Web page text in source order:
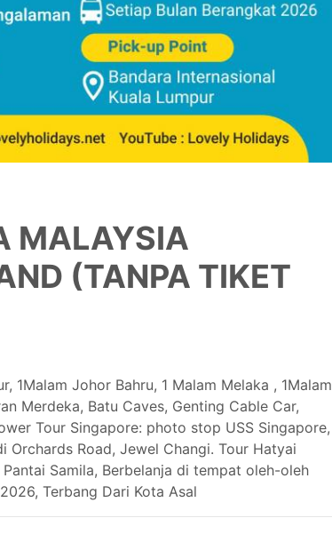
MALAYSIA
(TANPA TIKET
1Malam Johor Bahru, 1 Malam Melaka , 1Malam
Merdeka, Batu Caves, Genting Cable Car,
Tour Singapore: photo stop USS Singapore,
Orchards Road, Jewel Changi. Tour Hatyai
Samila, Berbelanja di tempat oleh-oleh
Terbang Dari Kota Asal